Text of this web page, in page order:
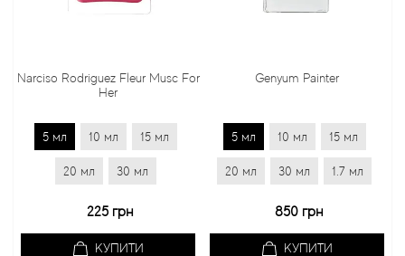
Rodriguez Fleur Musc For
Her
5 мл 10 мл 15 мл
20 мл 30 мл
225 грн
КУПИТИ
Genyum Painter
5 мл 10 мл 15 мл
20 мл 30 мл 1.7 мл
850 грн
КУПИТИ